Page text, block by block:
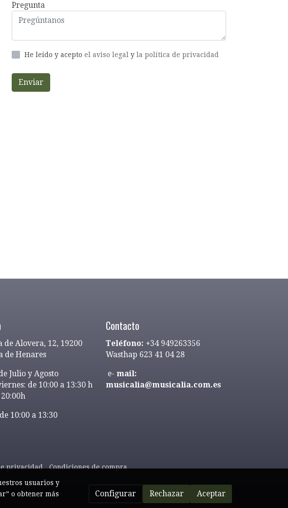
Pregunta
He leído y acepto el aviso legal y la política de privacidad
Enviar
de Alovera, 12, 19200
de Henares
Julio y Agosto
de 10:00 a 13:30 h
10:00 a 13:30
Contacto
Teléfono: +34 949263356
Wasthap 623 41 04 28
e- mail:
musicalia@musicalia.com.es
privacidad Condiciones de compra
usuarios y
o obtener más
Configurar Rechazar Aceptar